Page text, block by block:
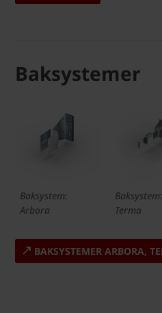
Baksystemer
Baksystem:
Arbora
Baksystem:
Terma
BAKSYSTEMER ARBORA,